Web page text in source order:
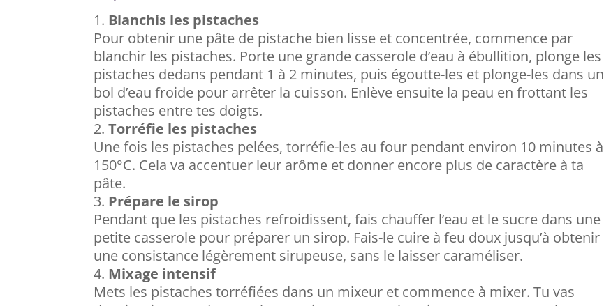
Blanchis les pistaches
Pour obtenir une pâte de pistache bien lisse et concentrée, commence par
blanchir les pistaches. Porte une grande casserole d’eau à ébullition, plonge les
pistaches dedans pendant 1 à 2 minutes, puis égoutte-les et plonge-les dans un
bol d’eau froide pour arrêter la cuisson. Enlève ensuite la peau en frottant les
pistaches entre tes doigts.
Torréfie les pistaches
Une fois les pistaches pelées, torréfie-les au four pendant environ 10 minutes à
150°C. Cela va accentuer leur arôme et donner encore plus de caractère à ta
pâte.
Prépare le sirop
Pendant que les pistaches refroidissent, fais chauffer l’eau et le sucre dans une
petite casserole pour préparer un sirop. Fais-le cuire à feu doux jusqu’à obtenir
une consistance légèrement sirupeuse, sans le laisser caraméliser.
Mixage intensif
Mets les pistaches torréfiées dans un mixeur et commence à mixer. Tu vas